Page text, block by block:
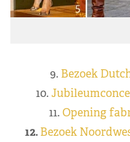
9. Bezoek
10.
11.Opening
12.Bezoek